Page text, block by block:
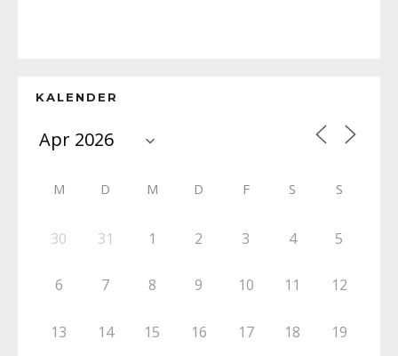
KALENDER
M D M D F S S
30 31 1 2 3 4 5
6 7 8 9 10 11 12
13 14 15 16 17 18 19